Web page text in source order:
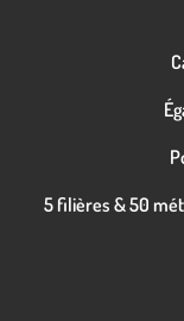
5 filières & 50